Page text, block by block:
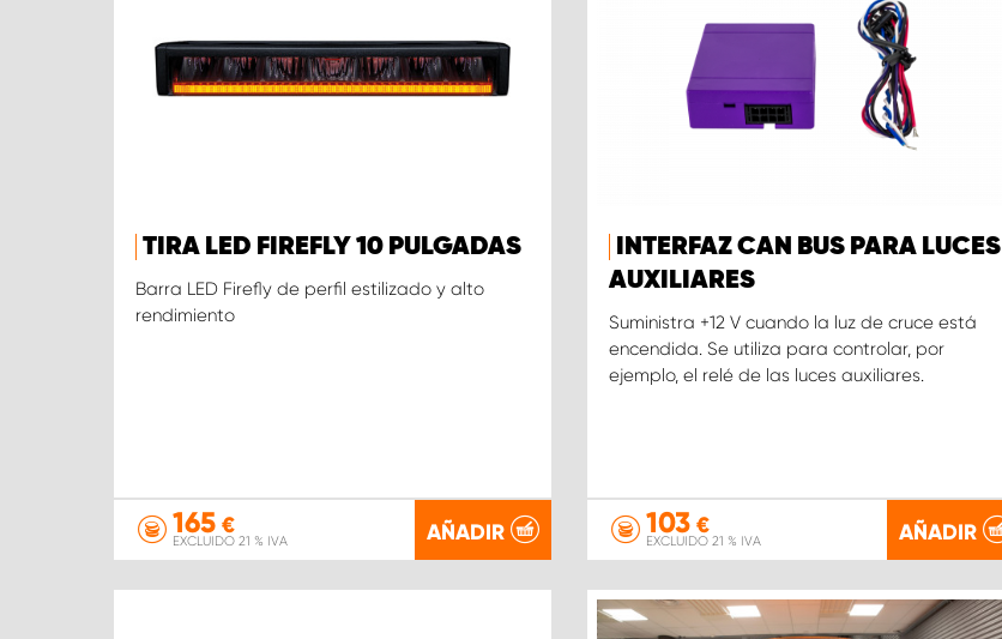
TIRA LED FIREFLY 10 PULGADAS
Barra LED Firefly de perfil estilizado y alto
rendimiento
165 €
EXCLUIDO 21 % IVA AÑADIR
INTERFAZ CAN BUS PARA LUCES
AUXILIARES
Suministra +12 V cuando la luz de cruce está
encendida. Se utiliza para controlar, por
ejemplo, el relé de las luces auxiliares.
103€
EXCLUIDO 21 % IVA AÑADIR